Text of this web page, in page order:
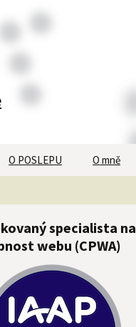
O POSLEPU O mně
specialista na
webu (CPWA)